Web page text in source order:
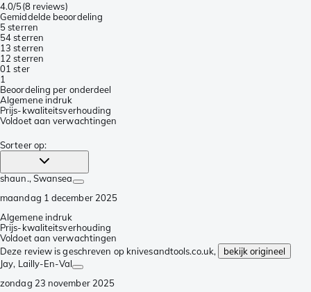
4.0/5(8 reviews)
Gemiddelde beoordeling
5 sterren
54 sterren
13 sterren
1 2 sterren
01 ster
1
Beoordeling per onderdeel
Algemene indruk
Prijs-kwaliteitsverhouding
Voldoet aan verwachtingen
Sorteer op:
shaun., Swansea
maandag 1 december 2025
Algemene indruk
Prijs-kwaliteitsverhouding
Voldoet aan verwachtingen
Deze review is geschreven op knivesandtools.co.uk,
bekijk origineel
Jay, Lailly-En-Val
zondag 23 november 2025